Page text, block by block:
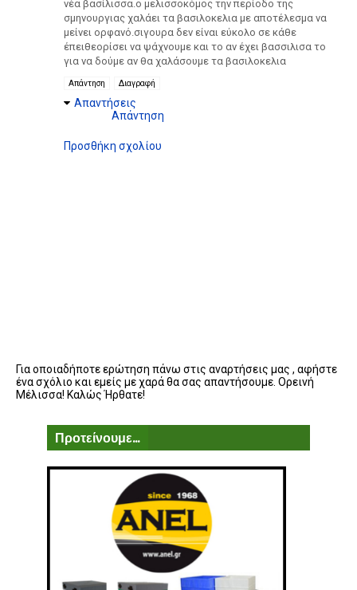
νέα βασίλισσα.ο μελισσοκόμος την περίοδο της
σμηνουργιας χαλάει τα βασιλοκελια με αποτέλεσμα να
μείνει ορφανό.σιγουρα δεν είναι εύκολο σε κάθε
έπειθεορίσει να ψάχνουμε και το αν έχει βασσιλισα το
για να δούμε αν θα χαλάσουμε τα βασιλοκελια
Απάντηση Διαγραφή
Απαντήσεις
Απάντηση
Προσθήκη σχολίου
Για οποιαδήποτε ερώτηση πάνω στις αναρτήσεις μας , αφήστε
ένα σχόλιο και εμείς με χαρά θα σας απαντήσουμε. Ορεινή
Μέλισσα! Καλώς Ήρθατε!
Προτείνουμε...